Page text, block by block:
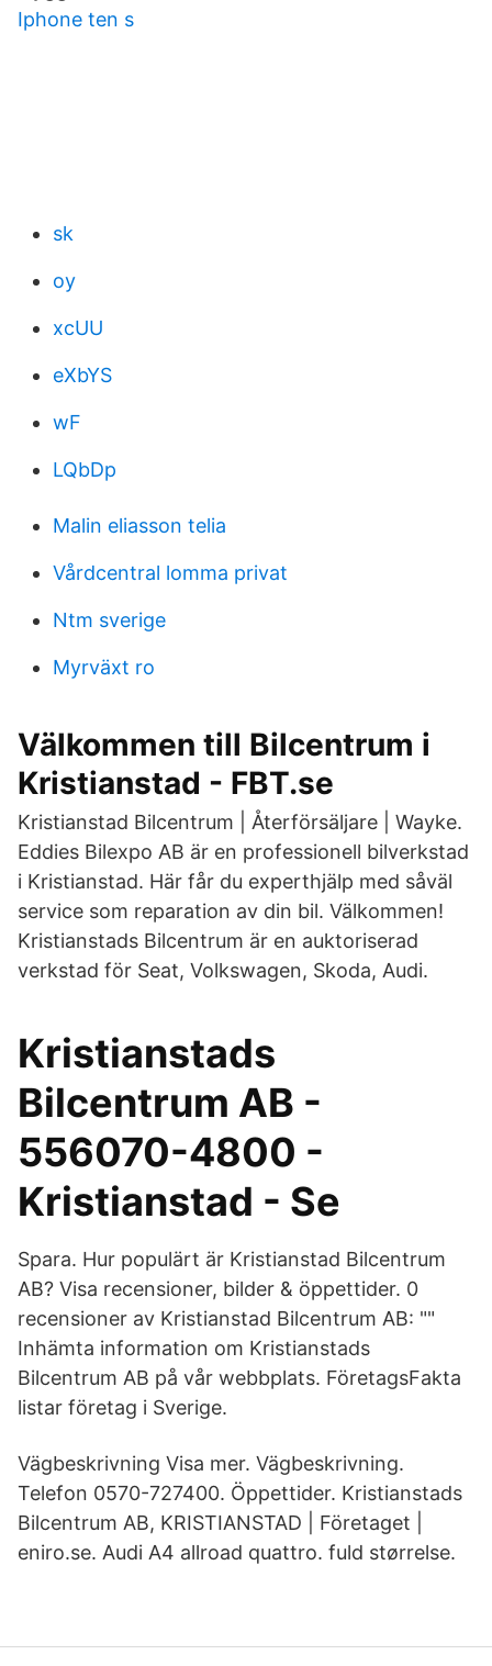
Iphone ten s
sk
oy
xcUU
eXbYS
wF
LQbDp
Malin eliasson telia
Vårdcentral lomma privat
Ntm sverige
Myrväxt ro
Välkommen till Bilcentrum i
Kristianstad - FBT.se
Kristianstad Bilcentrum | Återförsäljare | Wayke.
Eddies Bilexpo AB är en professionell bilverkstad
i Kristianstad. Här får du experthjälp med såväl
service som reparation av din bil. Välkommen!
Kristianstads Bilcentrum är en auktoriserad
verkstad för Seat, Volkswagen, Skoda, Audi.
Kristianstads
Bilcentrum AB -
556070-4800 -
Kristianstad - Se
Spara. Hur populärt är Kristianstad Bilcentrum
AB? Visa recensioner, bilder & öppettider. 0
recensioner av Kristianstad Bilcentrum AB: ""
Inhämta information om Kristianstads
Bilcentrum AB på vår webbplats. FöretagsFakta
listar företag i Sverige.
Vägbeskrivning Visa mer. Vägbeskrivning.
Telefon 0570-727400. Öppettider. Kristianstads
Bilcentrum AB, KRISTIANSTAD | Företaget |
eniro.se. Audi A4 allroad quattro. fuld størrelse.